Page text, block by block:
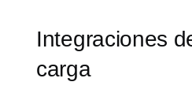
Integraciones
carga